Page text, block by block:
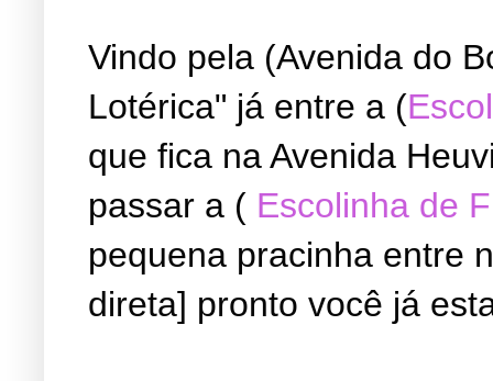
Vindo pela (Avenida do
Lotérica" já entre a (
que fica na Avenida
passar a ( Escolinha de
pequena pracinha entre
direta] pronto você já